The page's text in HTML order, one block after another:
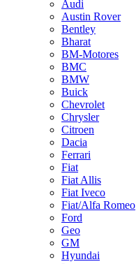
Audi
Austin Rover
Bentley
Bharat
BM-Motores
BMC
BMW
Buick
Chevrolet
Chrysler
Citroen
Dacia
Ferrari
Fiat
Fiat Allis
Fiat Iveco
Fiat/Alfa Romeo
Ford
Geo
GM
Hyundai